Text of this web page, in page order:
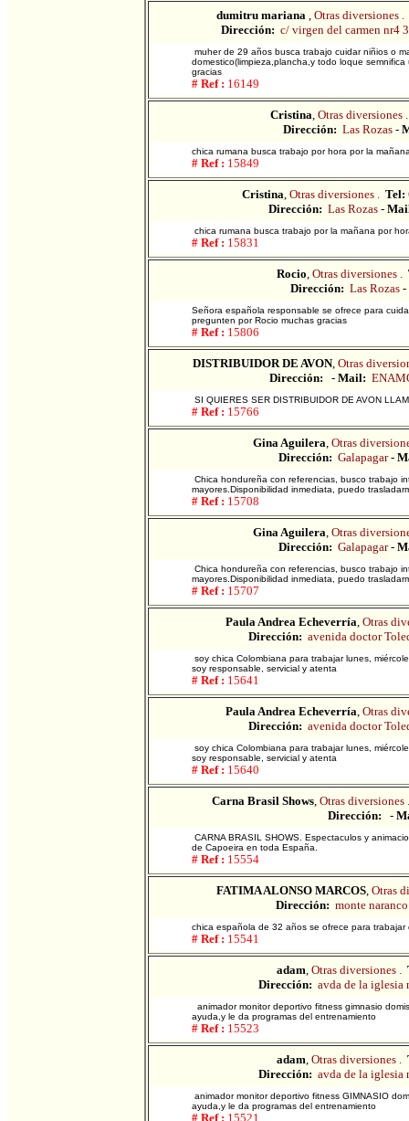
dumitru mariana , Otras diversiones .
Dirección: c/ virgen del carmen nr4
muher de 29 años busca trabajo cuidar niñios o
domestico(limpieza,plancha,y todo loque
gracias
# Ref : 16149
Cristina, Otras diversiones .
Dirección: Las Rozas-
chica rumana busca trabajo por hora por la
# Ref : 15849
Cristina, Otras diversiones . Tel:
Dirección: Las Rozas-
chica rumana busca trabajo por la mañana por
# Ref : 15831
Rocio, Otras diversiones .
Dirección: Las Rozas -
Señora española responsable se ofrece para
pregunten por Rocio muchas gracias
# Ref : 15806
DISTRIBUIDOR DE AVON, Otras
Dirección:
- Mail:
SI QUIERES SER DISTRIBUIDOR DE AVON
# Ref : 15766
Gina Aguilera, Otras
Dirección: Galapagar-
Chica hondureña con referencias, busco trabajo
mayores.Disponibilidad inmediata, puedo
# Ref : 15708
Gina Aguilera, Otras
Dirección: Galapagar-
Chica hondureña con referencias, busco trabajo
mayores.Disponibilidad inmediata, puedo
# Ref : 15707
Paula Andrea Echeverría, Otras
Dirección: avenida doctor
soy chica Colombiana para trabajar lunes,
soy responsable, servicial y atenta
# Ref : 15641
Paula Andrea Echeverría, Otras
Dirección: avenida doctor
soy chica Colombiana para trabajar lunes,
soy responsable, servicial y atenta
# Ref : 15640
Carna Brasil Shows, Otras diversiones .
Dirección:
-
CARNA BRASIL SHOWS. Espectaculos y
de Capoeira en toda España.
# Ref : 15554
FATIMA ALONSO MARCOS, Otras
Dirección: monte
chica española de 32 años se ofrece para
# Ref : 15541
adam, Otras diversiones .
Dirección: avda de la iglesia
animador monitor deportivo fitness gimnasio
ayuda,y le da programas del entrenamiento
# Ref : 15523
adam, Otras diversiones .
Dirección: avda de la iglesia
animador monitor deportivo fitness GIMNASIO
ayuda,y le da programas del entrenamiento
# Ref : 15521